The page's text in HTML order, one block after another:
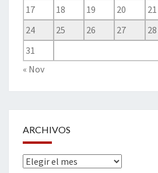
17
18 19 20 21
24
25 26 27 28
31
« Nov
ARCHIVOS
Archivos